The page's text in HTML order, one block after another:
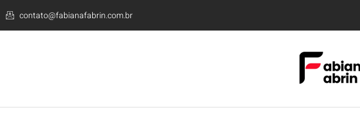
contato@fabianafabrin.com.br